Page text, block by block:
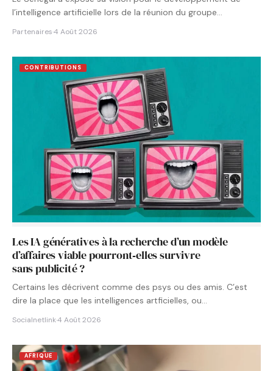
l’intelligence artificielle lors de la réunion du groupe…
Partenaires·4 Août 2026
CONTRIBUTIONS
Les IA génératives à la recherche d’un modèle
d’affaires viable pourront‑elles survivre
sans publicité ?
Certains les décrivent comme des psys ou des amis. C’est
dire la place que les intelligences artficielles, ou…
Socialnetlink·4 Août 2026
AFRIQUE